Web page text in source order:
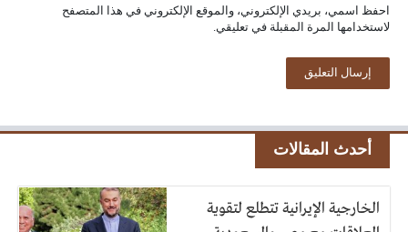
احفظ اسمي، بريدي الإلكتروني، والموقع الإلكتروني في هذا المتصفح
لاستخدامها المرة المقبلة في تعليقي.
أحدث المقالات
الخارجية الإيرانية تتطلع لتقوية